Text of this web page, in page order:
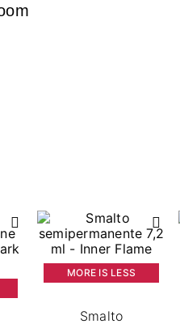
MORE IS LESS
Smalto